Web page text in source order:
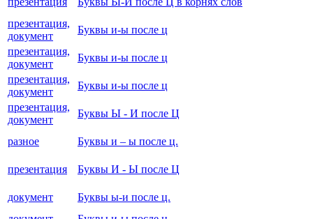
презентация,
документ
Буквы и-ы после ц
презентация,
документ
Буквы и-ы после ц
презентация,
документ
Буквы и-ы после ц
презентация,
документ
Буквы Ы - И после Ц
разное Буквы и – ы после ц.
презентация Буквы И - Ы после Ц
документ
Буквы ы-и после ц.